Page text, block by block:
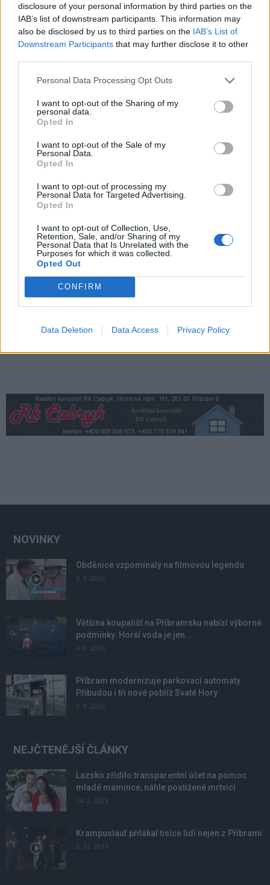
disclosure of your personal information by third parties on the
IAB’s list of downstream participants. This information may
also be disclosed by us to third parties on the IAB’s List of
Downstream Participants that may further disclose it to other
Personal Data Processing Opt Outs
I want to opt-out of the Sharing of my
personal data.
Opted In
I want to opt-out of the Sale of my
Personal Data.
Opted In
I want to opt-out of processing my
Personal Data for Targeted Advertising.
Opted In
I want to opt-out of Collection, Use,
Retention, Sale, and/or Sharing of my
Personal Data that Is Unrelated with the
Purposes for which it was collected.
Opted Out
CONFIRM
Data Deletion Data Access Privacy Policy
Předchozí článek
To nejlepší ze scének Šimka,
Soboty a Krampola bude k vidění
v Drážkově
Následující článek
Veřejnost si může už objenat
pobyt v Granitu
VÍCE OD AUTORA
Sedlčansko
legendu
Sedlčansko
Obděnice oslaví 50 let legendárního filmu
Na samotě u lesa. Dorazí i Zdeněk Svěrák
a další tvůrci
Den řemesel oživí Skanzen Vysoký
Chlumec. Návštěvníci uvidí tradiční
řemesla i novinky
NOVINKY
Obděnice vzpomínaly na filmovou legendu
6. 8. 2026
Většina koupališť na Příbramsku nabízí výborné
podmínky. Horší voda je jen...
4. 8. 2026
Příbram modernizuje parkovací automaty.
Přibudou i tři nové poblíž Svaté Hory
3. 8. 2026
NEJČTENĚJŠÍ ČLÁNKY
Lazsko zřídilo transparentní účet na pomoc
mladé mamince, náhle postižené mrtvicí
14. 2. 2023
Krampuslauf přilákal tisíce lidí nejen z Příbrami
2. 12. 2016